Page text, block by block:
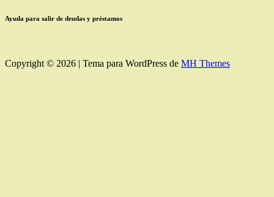
Ayuda para salir de deudas y préstamos
Copyright © 2026 | Tema para WordPress de MH Themes